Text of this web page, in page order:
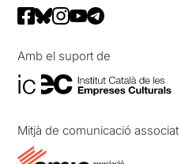
Amb el suport de
Mitjà de comunicació associat